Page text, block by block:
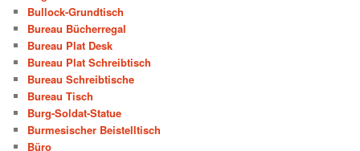
Bullock-Grundtisch
Bureau Bücherregal
Bureau Plat Desk
Bureau Plat Schreibtisch
Bureau Schreibtische
Bureau Tisch
Burg-Soldat-Statue
Burmesischer Beistelltisch
Büro